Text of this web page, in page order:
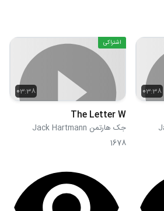
03:38
03:38
اشتراکی
The Letter W
جک هارتمن Jack Hartmann
1678